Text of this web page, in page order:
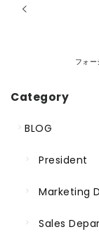
フォ
Category
BLOG
President
Marketing
Sales